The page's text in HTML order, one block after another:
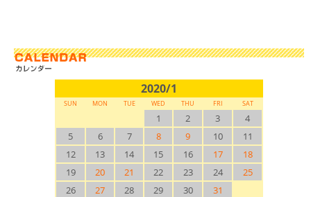
2020/1
SUN MON TUE WED THU FRI SAT
1 2 3
4
5
6 7 8 9 10
11
12
13 14 15 16 17
18
19
20 21 22 23 24
25
26
27 28 29 30 31